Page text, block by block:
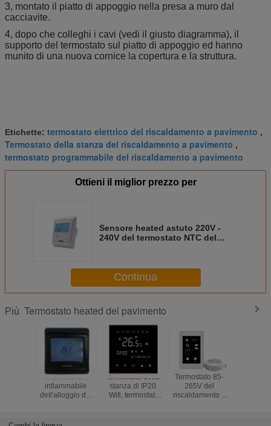
3, montato il piatto di appoggio nella presa a muro dal
cacciavite.
4, dopo che colleghi i cavi (vedi il giusto diagramma), il
supporto del termostato sul piatto di appoggio ed hanno
munito di una nuova cornice la copertura e la struttura.
Etichette: termostato elettrico del riscaldamento a pavimento ,
Termostato della stanza del riscaldamento a pavimento ,
termostato programmabile del riscaldamento a pavimento
Ottieni il miglior prezzo per
Sensore heated astuto 220V -
240V del termostato NTC del
Continua
Più Termostato heated del pavimento
Anti materiale
infiammabile
dell'alloggio del
Termostato della
stanza di IP20
Wifi, termostati
Termostato 85-
265V del
riscaldamento a